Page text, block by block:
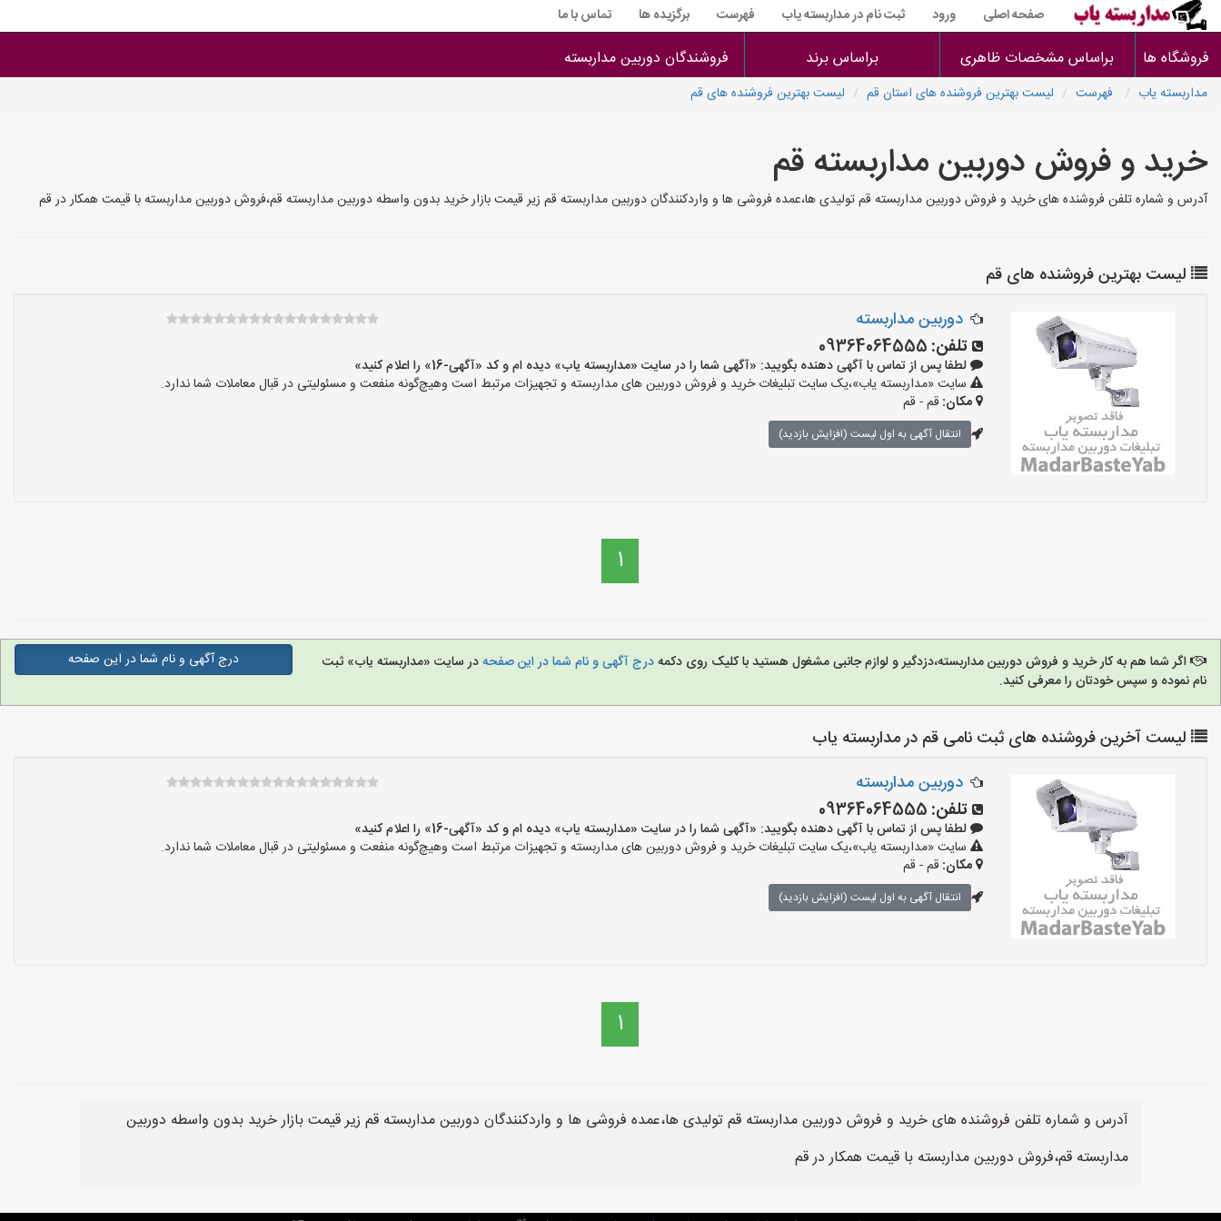
صفحه اصلی ورود ثبت نام در مداربسته یاب فهرست برگزیده ها تماس با ما
فروشگاه ها براساس مشخصات ظاهری براساس برند فروشندگان دوربین مداربسته
مداربسته یاب فهرست لیست بهترین فروشنده های استان قم لیست بهترین فروشنده های قم
خرید و فروش دوربین مداربسته قم
آدرس و شماره تلفن فروشنده های خرید و فروش دوربین مداربسته قم تولیدی ها،عمده فروشی ها و واردکنندگان دوربین مداربسته قم زیر قیمت بازار خرید بدون واسطه دوربین مداربسته قم،فروش دوربین مداربسته با قیمت همکار در قم
لیست بهترین فروشنده های قم
دوربین مداربسته
تلفن: 09364064555
لطفا پس از تماس با آگهی دهنده بگویید: «آگهی شما را در سایت «مداربسته یاب» دیده ام و کد «آگهی-16» را اعلام کنید»
سایت «مداربسته یاب»،یک سایت تبلیغات خرید و فروش دوربین های مداربسته و تجهیزات مرتبط است وهیچ‌گونه منفعت و مسئولیتی در قبال معاملات شما ندارد.
مکان: قم - قم
انتقال آگهی به اول لیست (افزایش بازدید)
1
اگر شما هم به کار خرید و فروش دوربین مداربسته،دزدگیر و لوازم جانبی مشغول هستید با کلیک روی دکمهدرج آگهی و نام شما در این صفحهدر سایت «مداربسته یاب» ثبت
نام نموده و سپس خودتان را معرفی کنید.
درج آگهی و نام شما در این صفحه
لیست آخرین فروشنده های ثبت نامی قم در مداربسته یاب
دوربین مداربسته
تلفن: 09364064555
لطفا پس از تماس با آگهی دهنده بگویید: «آگهی شما را در سایت «مداربسته یاب» دیده ام و کد «آگهی-16» را اعلام کنید»
سایت «مداربسته یاب»،یک سایت تبلیغات خرید و فروش دوربین های مداربسته و تجهیزات مرتبط است وهیچ‌گونه منفعت و مسئولیتی در قبال معاملات شما ندارد.
مکان: قم - قم
انتقال آگهی به اول لیست (افزایش بازدید)
1
آدرس و شماره تلفن فروشنده های خرید و فروش دوربین مداربسته قم تولیدی ها،عمده فروشی ها و واردکنندگان دوربین مداربسته قم زیر قیمت بازار خرید بدون واسطه دوربین
مداربسته قم،فروش دوربین مداربسته با قیمت همکار در قم